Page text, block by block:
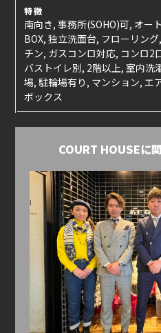
特徴
南向き, 事務所(SOHO)可, オー
BOX, 独立洗面台, フローリン
チン, ガスコンロ対応, コンロ2
バストイレ別, 2階以上, 室内洗
場, 駐輪場有り, マンション, エ
ボックス
COURT HOUSEに